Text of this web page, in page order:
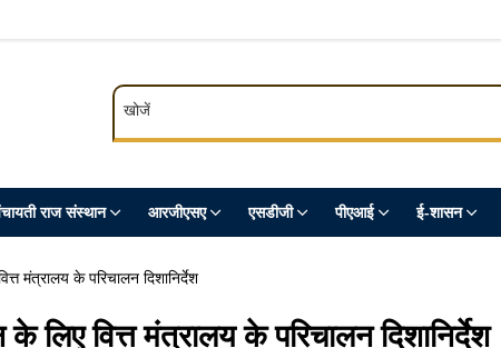
खोजें
खोजें
राज संस्थान आरजीएसए एसडीजी पीएआई ई-शासन
मंत्रालय के परिचालन दिशानिर्देश
वित्त मंत्रालय के परिचालन दिशानिर्देश